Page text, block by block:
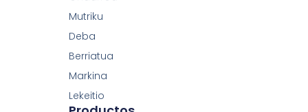
Mutriku
Deba
Berriatua
Markina
Lekeitio